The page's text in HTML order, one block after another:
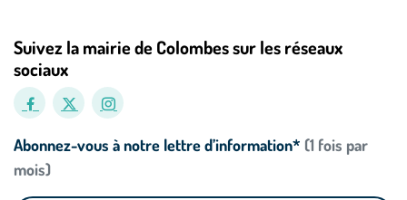
Suivez la mairie de Colombes sur les réseaux
sociaux
Abonnez-vous à notre lettre d’information* (1 fois par
mois)